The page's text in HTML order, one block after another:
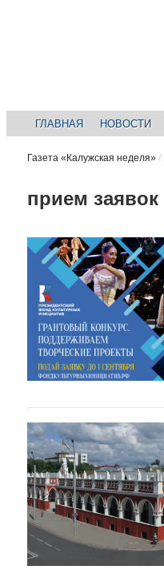
ГЛАВНАЯ НОВОСТИ
Газета «Калужская неделя» /
прием заявок